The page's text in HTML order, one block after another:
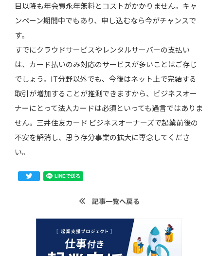
目以降も年会費永年無料とコストがかかりません。キャ
ンペーン期間中でもあり、申し込むなら今がチャンスで
す。
すでにクラウドサービスやレンタルサーバーの支払い
は、カード払いのみ対応のサービスが多いことはご存じ
でしょう。IT分野以外でも、今後はネット上で完結する
取引が増加することが推測できますから、ビジネスオー
ナーにとって法人カードは必須といっても過言ではありま
せん。三井住友カード ビジネスオーナーズで起業前後の
不安を解消し、思う存分事業の拡大に専念してくださ
い。
記事一覧へ戻る